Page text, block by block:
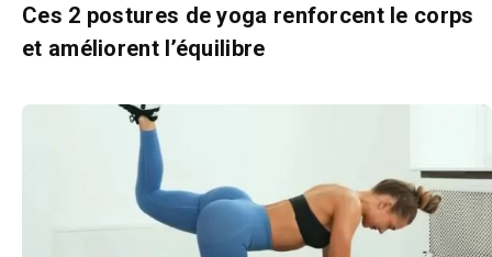
Ces 2 postures de yoga renforcent le corps
et améliorent l’équilibre